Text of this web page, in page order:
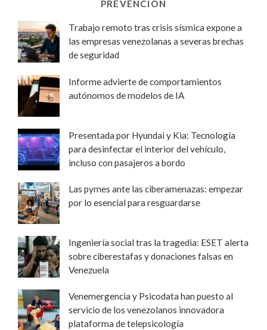
PREVENCIÓN
Trabajo remoto tras crisis sísmica expone a
las empresas venezolanas a severas brechas
de seguridad
Informe advierte de comportamientos
autónomos de modelos de IA
Presentada por Hyundai y Kia: Tecnología
para desinfectar el interior del vehículo,
incluso con pasajeros a bordo
Las pymes ante las ciberamenazas: empezar
por lo esencial para resguardarse
Ingeniería social tras la tragedia: ESET alerta
sobre ciberestafas y donaciones falsas en
Venezuela
Venemergencia y Psicodata han puesto al
servicio de los venezolanos innovadora
plataforma de telepsicología